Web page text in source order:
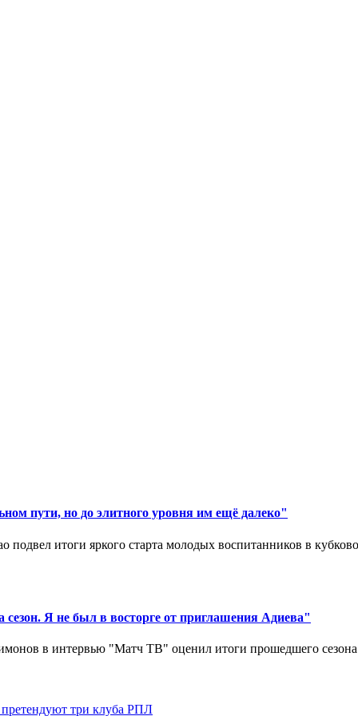
пути, но до элитного уровня им ещё далеко"
итоги яркого старта молодых воспитанников в
Я не был в восторге от приглашения Адиева"
в интервью "Матч ТВ" оценил итоги прошедшего сезона